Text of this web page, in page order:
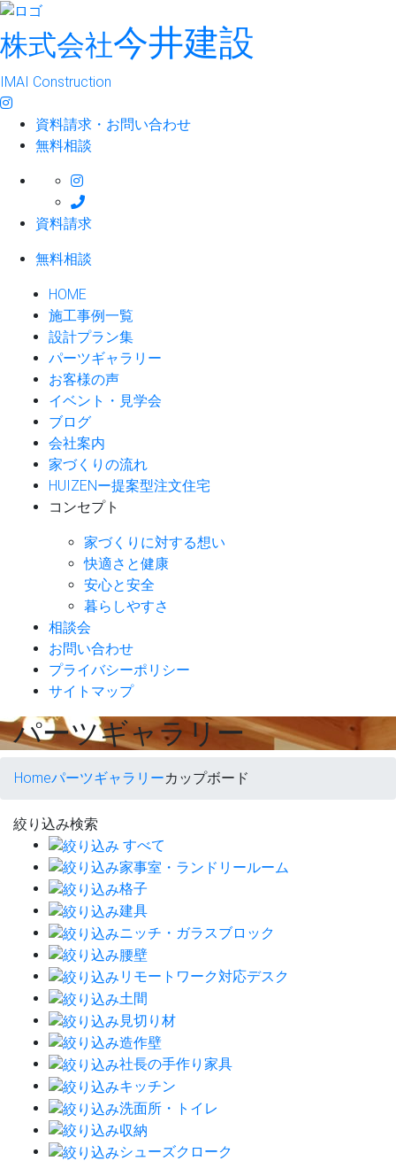
株式会社今井建設
IMAI Construction
資料請求・お問い合わせ
無料相談
資料請求
無料相談
HOME
施工事例一覧
設計プラン集
パーツギャラリー
お客様の声
イベント・見学会
ブログ
会社案内
家づくりの流れ
HUIZENー提案型注文住宅
コンセプト
家づくりに対する想い
快適さと健康
安心と安全
暮らしやすさ
相談会
お問い合わせ
プライバシーポリシー
サイトマップ
パーツギャラリー
Homeパーツギャラリーカップボード
絞り込み検索
すべて
家事室・ランドリールーム
格子
建具
ニッチ・ガラスブロック
腰壁
リモートワーク対応デスク
土間
見切り材
造作壁
社長の手作り家具
キッチン
洗面所・トイレ
収納
シューズクローク